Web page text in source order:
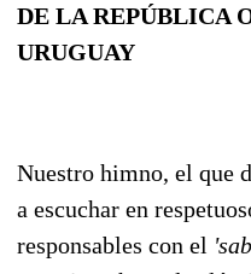
DE LA REPÚBLICA
URUGUAY
Nuestro himno, el que
a escuchar en
responsables con el